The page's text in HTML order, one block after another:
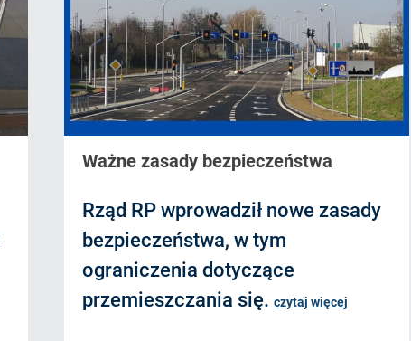
Ważne zasady bezpieczeństwa
Rząd RP wprowadził nowe zasady
bezpieczeństwa, w tym
ograniczenia dotyczące
przemieszczania się.czytaj więcej